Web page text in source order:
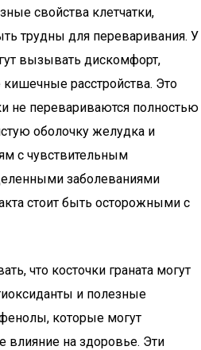
свойства клетчатки,
трудны для переваривания. У
вызывать дискомфорт,
расстройства. Это
не перевариваются полностью
оболочку желудка и
с чувствительным
заболеваниями
стоит быть осторожными с
что косточки граната могут
и полезные
которые могут
влияние на здоровье. Эти